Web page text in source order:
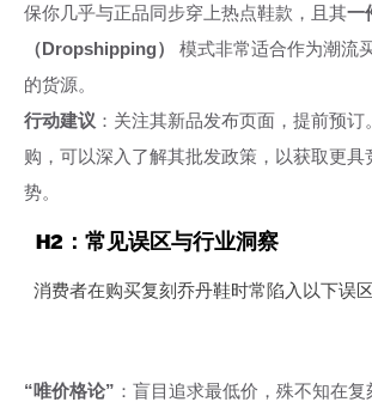
保你几乎与正品同步穿上热点鞋款，且其一
（Dropshipping）
模式非常适合作为潮流
的货源。
行动建议 ：关注其新品发布页面，提前预
购，可以深入了解其批发政策，以获取更具
势。
H2：常见误区与行业洞察
消费者在购买复刻乔丹鞋时常陷入以下误区
“唯价格论” ：盲目追求最低价，殊不知在